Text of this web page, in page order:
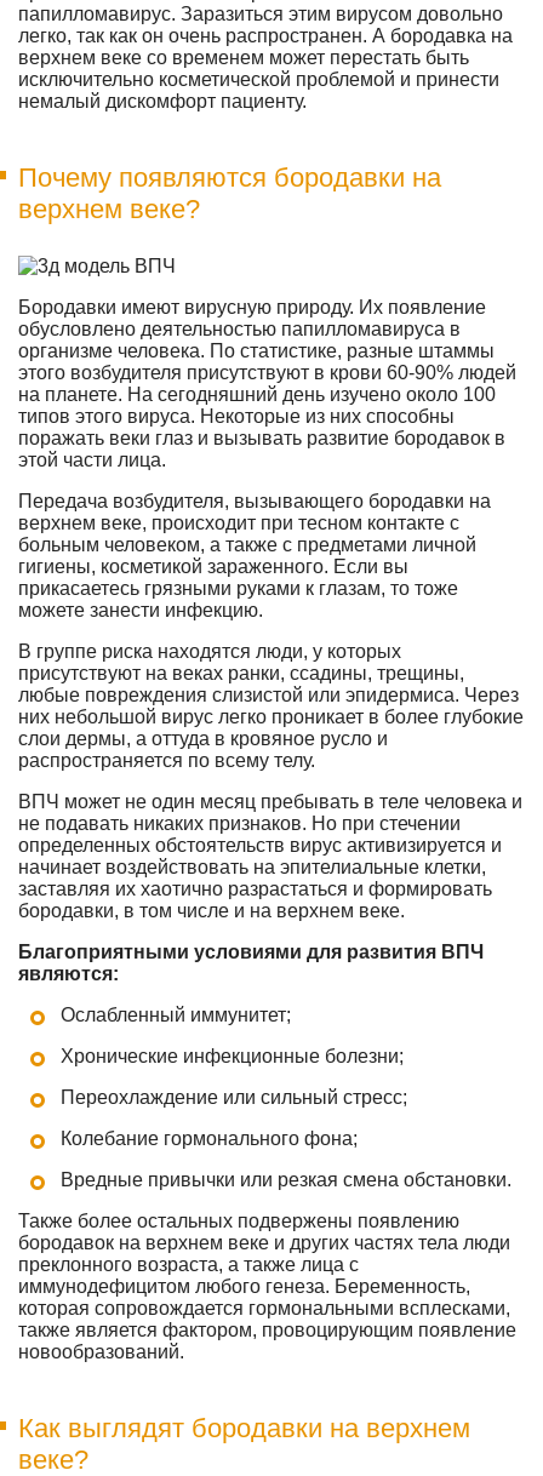
папилломавирус. Заразиться этим вирусом довольно
легко, так как он очень распространен. А бородавка на
верхнем веке со временем может перестать быть
исключительно косметической проблемой и принести
немалый дискомфорт пациенту.
Почему появляются бородавки на
верхнем веке?
Бородавки имеют вирусную природу. Их появление
обусловлено деятельностью папилломавируса в
организме человека. По статистике, разные штаммы
этого возбудителя присутствуют в крови 60-90% людей
на планете. На сегодняшний день изучено около 100
типов этого вируса. Некоторые из них способны
поражать веки глаз и вызывать развитие бородавок в
этой части лица.
Передача возбудителя, вызывающего бородавки на
верхнем веке, происходит при тесном контакте с
больным человеком, а также с предметами личной
гигиены, косметикой зараженного. Если вы
прикасаетесь грязными руками к глазам, то тоже
можете занести инфекцию.
В группе риска находятся люди, у которых
присутствуют на веках ранки, ссадины, трещины,
любые повреждения слизистой или эпидермиса. Через
них небольшой вирус легко проникает в более глубокие
слои дермы, а оттуда в кровяное русло и
распространяется по всему телу.
ВПЧ может не один месяц пребывать в теле человека и
не подавать никаких признаков. Но при стечении
определенных обстоятельств вирус активизируется и
начинает воздействовать на эпителиальные клетки,
заставляя их хаотично разрастаться и формировать
бородавки, в том числе и на верхнем веке.
Благоприятными условиями для развития ВПЧ
являются:
Ослабленный иммунитет;
Хронические инфекционные болезни;
Переохлаждение или сильный стресс;
Колебание гормонального фона;
Вредные привычки или резкая смена обстановки.
Также более остальных подвержены появлению
бородавок на верхнем веке и других частях тела люди
преклонного возраста, а также лица с
иммунодефицитом любого генеза. Беременность,
которая сопровождается гормональными всплесками,
также является фактором, провоцирующим появление
новообразований.
Как выглядят бородавки на верхнем
веке?